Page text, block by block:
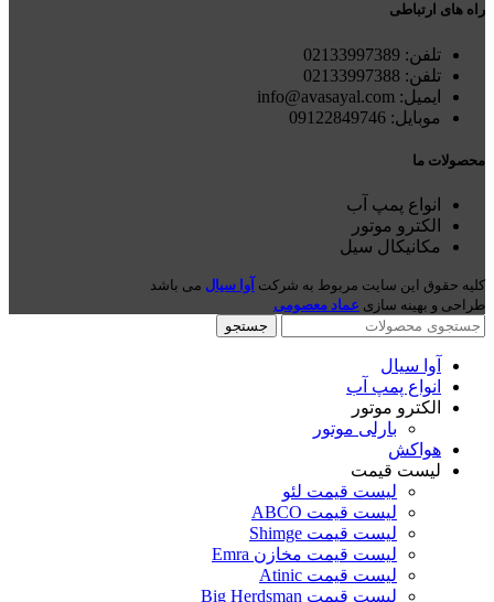
راه های ارتباطی
تلفن: 021 33997389
تلفن:
ایمیل: info@avasayal.com
موبایل: 09122849746
محصولات ما
انواع پمپ آب
الکترو موتور
مکانیکال سیل
کلیه حقوق این سایت مربوط به شرکت آوا سیال می باشد
طراحی و بهینه سازی عماد معصومی
جستجو
آوا سیال
انواع پمپ آب
الکترو موتور
بارلی موتور
هواکش
لیست قیمت
لیست قیمت لئو
لیست قیمت ABCO
لیست قیمت Shimge
لیست قیمت مخازن Emra
لیست قیمت Atinic
لیست قیمت Big Herdsman